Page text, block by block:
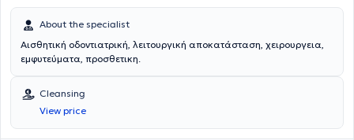
About the specialist
Αισθητική οδοντιατρική, λειτουργική αποκατάσταση, χειρουργεια,
εμφυτεύματα, προσθετικη.
Cleansing
View price